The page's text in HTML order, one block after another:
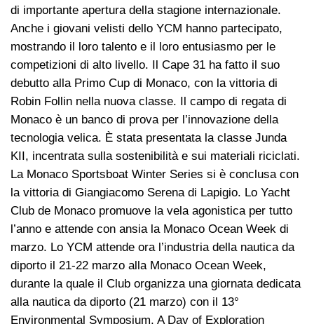
di importante apertura della stagione internazionale.
Anche i giovani velisti dello YCM hanno partecipato,
mostrando il loro talento e il loro entusiasmo per le
competizioni di alto livello. Il Cape 31 ha fatto il suo
debutto alla Primo Cup di Monaco, con la vittoria di
Robin Follin nella nuova classe. Il campo di regata di
Monaco è un banco di prova per l’innovazione della
tecnologia velica. È stata presentata la classe Junda
KII, incentrata sulla sostenibilità e sui materiali riciclati.
La Monaco Sportsboat Winter Series si è conclusa con
la vittoria di Giangiacomo Serena di Lapigio. Lo Yacht
Club de Monaco promuove la vela agonistica per tutto
l’anno e attende con ansia la Monaco Ocean Week di
marzo. Lo YCM attende ora l’industria della nautica da
diporto il 21-22 marzo alla Monaco Ocean Week,
durante la quale il Club organizza una giornata dedicata
alla nautica da diporto (21 marzo) con il 13°
Environmental Symposium, A Day of Exploration